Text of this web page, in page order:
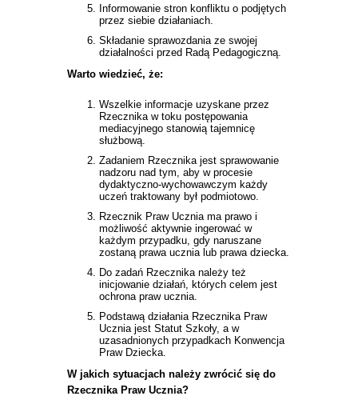
Informowanie stron konfliktu o podjętych
przez siebie działaniach.
Składanie sprawozdania ze swojej
działalności przed Radą Pedagogiczną.
Warto wiedzieć, że:
Wszelkie informacje uzyskane przez
Rzecznika w toku postępowania
mediacyjnego stanowią tajemnicę
służbową.
Zadaniem Rzecznika jest sprawowanie
nadzoru nad tym, aby w procesie
dydaktyczno-wychowawczym każdy
uczeń traktowany był podmiotowo.
Rzecznik Praw Ucznia ma prawo i
możliwość aktywnie ingerować w
każdym przypadku, gdy naruszane
zostaną prawa ucznia lub prawa dziecka.
Do zadań Rzecznika należy też
inicjowanie działań, których celem jest
ochrona praw ucznia.
Podstawą działania Rzecznika Praw
Ucznia jest Statut Szkoły, a w
uzasadnionych przypadkach Konwencja
Praw Dziecka.
W jakich sytuacjach należy zwrócić się do
Rzecznika Praw Ucznia?